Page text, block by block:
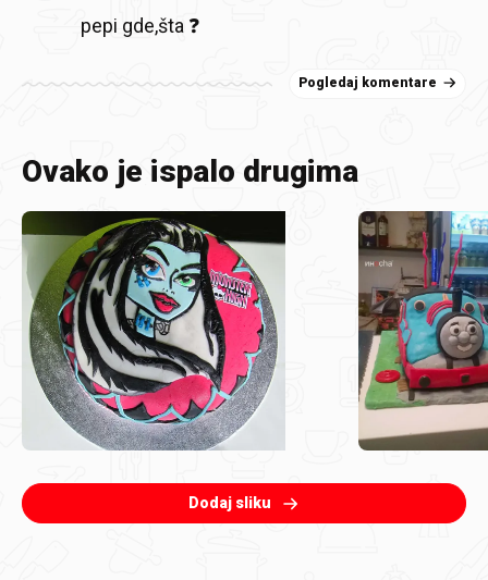
pepi gde,šta ❓
Pogledaj komentare
Ovako je ispalo drugima
Dodaj sliku